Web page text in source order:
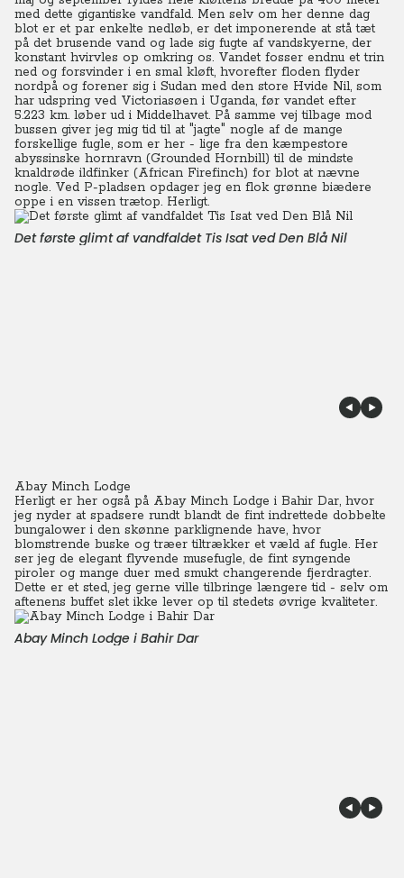
med dette gigantiske vandfald. Men selv om her denne dag
blot er et par enkelte nedløb, er det imponerende at stå tæt
på det brusende vand og lade sig fugte af vandskyerne, der
konstant hvirvles op omkring os. Vandet fosser endnu et trin
ned og forsvinder i en smal kløft, hvorefter floden flyder
nordpå og forener sig i Sudan med den store Hvide Nil, som
har udspring ved Victoriasøen i Uganda, før vandet efter
5.223 km. løber ud i Middelhavet. På samme vej tilbage mod
bussen giver jeg mig tid til at "jagte" nogle af de mange
forskellige fugle, som er her - lige fra den kæmpestore
abyssinske hornravn (Grounded Hornbill) til de mindste
knaldrøde ildfinker (African Firefinch) for blot at nævne
nogle. Ved P-pladsen opdager jeg en flok grønne biædere
oppe i en vissen trætop. Herligt.
Det første glimt af vandfaldet Tis Isat ved Den Blå Nil
Abay Minch Lodge
Herligt er her også på Abay Minch Lodge i Bahir Dar, hvor
jeg nyder at spadsere rundt blandt de fint indrettede dobbelte
bungalower i den skønne parklignende have, hvor
blomstrende buske og træer tiltrækker et væld af fugle. Her
ser jeg de elegant flyvende musefugle, de fint syngende
piroler og mange duer med smukt changerende fjerdragter.
Dette er et sted, jeg gerne ville tilbringe længere tid - selv om
aftenens buffet slet ikke lever op til stedets øvrige kvaliteter.
Abay Minch Lodge i Bahir Dar